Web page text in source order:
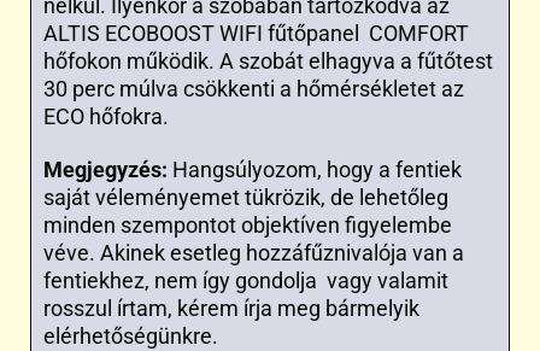
ALTIS ECOBOOST WIFI fűtőpanel COMFORT
hőfokon működik. A szobát elhagyva a fűtőtest
30 perc múlva csökkenti a hőmérsékletet az
ECO hőfokra.
Megjegyzés: Hangsúlyozom, hogy a fentiek
saját véleményemet tükrözik, de lehetőleg
minden szempontot objektíven figyelembe
véve. Akinek esetleg hozzáfűznivalója van a
fentiekhez, nem így gondolja vagy valamit
rosszul írtam, kérem írja meg bármelyik
elérhetőségünkre.